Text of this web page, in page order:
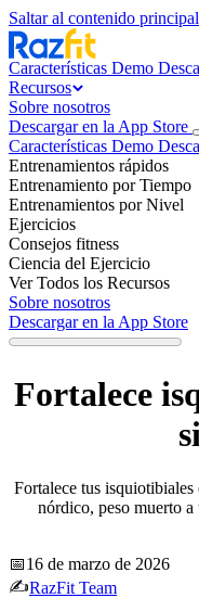
Saltar al contenido principal
Características Demo
Recursos
Sobre nosotros
Descargar en la App Store
Características Demo
Entrenamientos rápidos
Entrenamiento por Tiempo
Entrenamientos por Nivel
Ejercicios
Consejos fitness
Ciencia del Ejercicio
Ver Todos los Recursos
Sobre nosotros
Descargar en la App Store
Fortalece
Fortalece tus
nórdico, peso muerto
📅16 de marzo de 2026
✍️RazFit Team